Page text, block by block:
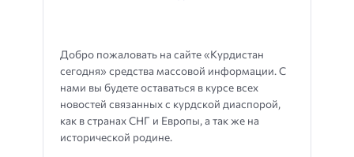
Добро пожаловать на сайте «Курдистан
сегодня» средства массовой информации. С
нами вы будете оставаться в курсе всех
новостей связанных с курдской диаспорой,
как в странах СНГ и Европы, а так же на
исторической родине.